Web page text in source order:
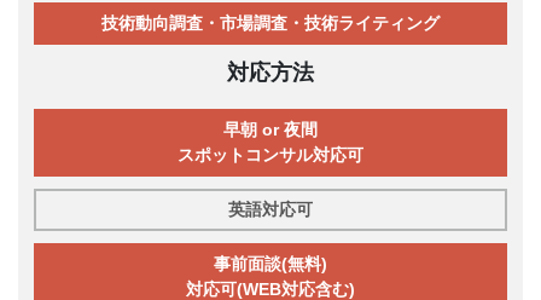
技術動向調査・市場調査・技術ライティング
対応方法
早朝 or 夜間
スポットコンサル対応可
英語対応可
事前面談(無料)
対応可(WEB対応含む)